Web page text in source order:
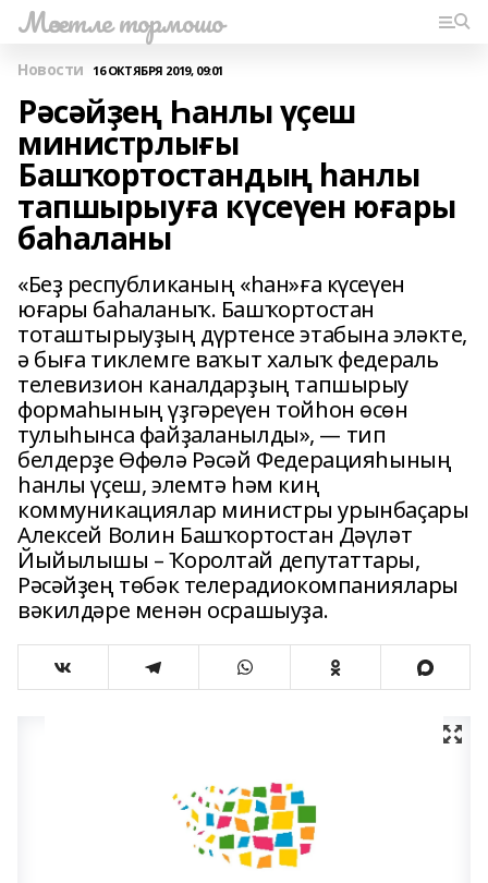
Мәсетле тормошо
Новости 16 ОКТЯБРЯ 2019, 09:01
Рәсәйҙең Һанлы үҫеш
министрлығы
Башҡортостандың һанлы
тапшырыуға күсеүен юғары
баһаланы
«Беҙ республиканың «һан»ға күсеүен
юғары баһаланыҡ. Башҡортостан
тоташтырыуҙың дүртенсе этабына эләкте,
ә быға тиклемге ваҡыт халыҡ федераль
телевизион каналдарҙың тапшырыу
формаһының үҙгәреүен тойһон өсөн
тулыһынса файҙаланылды», — тип
белдерҙе Өфөлә Рәсәй Федерацияһының
һанлы үҫеш, элемтә һәм киң
коммуникациялар министры урынбаҫары
Алексей Волин Башҡортостан Дәүләт
Йыйылышы – Ҡоролтай депутаттары,
Рәсәйҙең төбәк телерадиокомпаниялары
вәкилдәре менән осрашыуҙа.